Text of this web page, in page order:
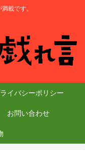
載です。
イバシーポリシー
お問い合わせ